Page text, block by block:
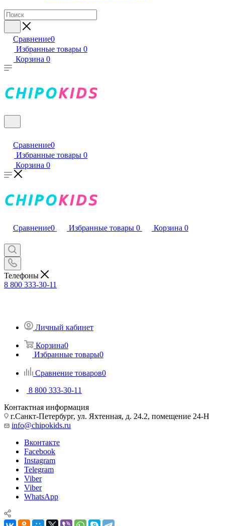
Сравнение0
Избранные товары 0
Корзина 0
Сравнение0
Избранные товары 0
Корзина 0
Сравнение0 Избранные товары 0 Корзина 0
Телефоны
8 800 333-30-11
Личный кабинет
Корзина0
Избранные товары0
Сравнение товаров0
8 800 333-30-11
Контактная информация
г.Санкт-Петербург, ул. Яхтенная, д. 24.2, помещение 24-Н
info@chipokids.ru
Вконтакте
Facebook
Instagram
Telegram
Viber
Viber
WhatsApp